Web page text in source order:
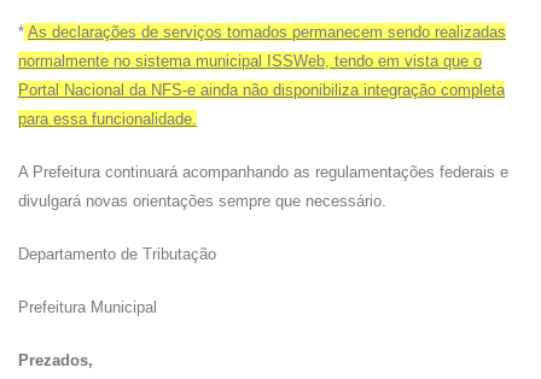
* As declarações de serviços tomados permanecem sendo realizadas
normalmente no sistema municipal ISSWeb, tendo em vista que o
Portal Nacional da NFS-e ainda não disponibiliza integração completa
para essa funcionalidade.
A Prefeitura continuará acompanhando as regulamentações federais e
divulgará novas orientações sempre que necessário.
Departamento de Tributação
Prefeitura Municipal
Prezados,